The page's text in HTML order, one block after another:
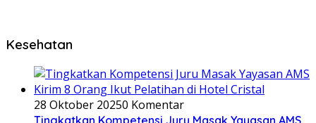
Kesehatan
28 Oktober 20250 Komentar
Tingkatkan Kompetensi Juru Masak Yayasan AMS